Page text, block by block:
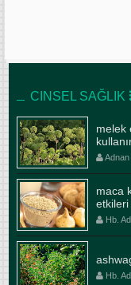
CINSEL SAĞLIK
melek
maca
etkileri
Hb.
Hb.